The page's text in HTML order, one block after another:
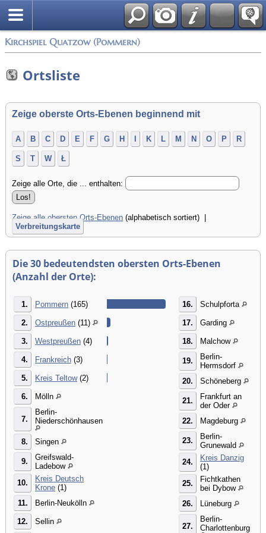
Kirchspiel Quatzow (Pommern)
Ortsliste
Zeige oberste Orts-Ebenen beginnend mit
A B C D E F G H I K L M N O P R
S T W Ł
Zeige alle Orte, die ... enthalten:
Zeige alle obersten Orts-Ebenen (alphabetisch sortiert) |
Verbreitungskarte
Die 30 bedeutendsten obersten Orts-Ebenen
(Anzahl der Orte):
1. Pommern (165)
2. Ostpreußen (11)
3. Westpreußen (4)
4. Frankreich (3)
5. Kreis Teltow(2)
6. Mölln
7.
Berlin-
Niederschönhausen
8. Singen
9.
Greifswald-
Ladebow
10.
Kreis Deutsch
Krone (1)
11.
Berlin-Neukölln
12. Sellin
16. Schulpforta
17. Garding
18. Malchow
19.
Berlin-
Hermsdorf
20.
Schöneberg
21.
Frankfurt an
der Oder
22.
Magdeburg
23.
Berlin-
Grunewald
24.
Kreis Danzig
(1)
25.
Fichtkathen
bei Dybow
26.
Lüneburg
27.
Berlin-
Charlottenburg